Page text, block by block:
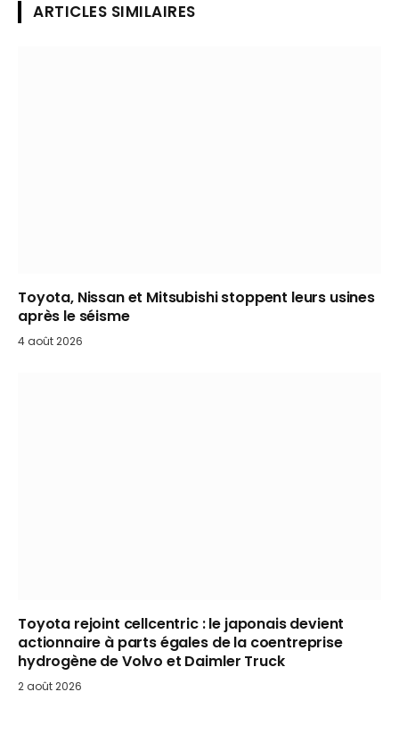
ARTICLES SIMILAIRES
Toyota, Nissan et Mitsubishi stoppent leurs usines
après le séisme
4 août 2026
Toyota rejoint cellcentric : le japonais devient
actionnaire à parts égales de la coentreprise
hydrogène de Volvo et Daimler Truck
2 août 2026